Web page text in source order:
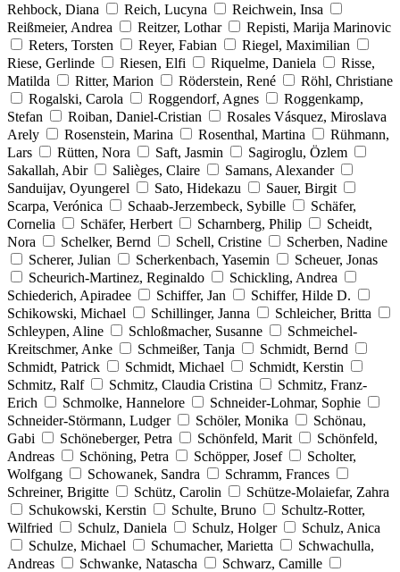
Rehbock, Diana
Reich, Lucyna
Reichwein, Insa
Reißmeier, Andrea
Reitzer, Lothar
Repisti, Marija Marinovic
Reters, Torsten
Reyer, Fabian
Riegel, Maximilian
Riese, Gerlinde
Riesen, Elfi Riquelme, Daniela
Risse,
Matilda
Ritter, Marion Röderstein, René
Röhl, Christiane
Rogalski, Carola
Roggendorf, Agnes
Roggenkamp,
Stefan
Roiban, Daniel-Cristian
Rosales Vásquez, Miroslava
Arely
Rosenstein, Marina Rosenthal, Martina
Rühmann,
Lars
Rütten, Nora Saft, Jasmin
Sagiroglu, Özlem
Sakallah, Abir
Salièges, Claire
Samans, Alexander
Sanduijav, Oyungerel
Sato, Hidekazu
Sauer, Birgit
Scarpa, Verónica
Schaab-Jerzembeck, Sybille
Schäfer,
Cornelia
Schäfer, Herbert Scharnberg, Philip
Scheidt,
Nora
Schelker, Bernd Schell, Cristine
Scherben, Nadine
Scherer, Julian
Scherkenbach, Yasemin
Scheuer, Jonas
Scheurich-Martinez, Reginaldo
Schickling, Andrea
Schiederich, Apiradee
Schiffer, Jan
Schiffer, Hilde D.
Schikowski, Michael
Schillinger, Janna
Schleicher, Britta
Schleypen, Aline
Schloßmacher, Susanne
Schmeichel-
Kreitschmer, Anke
Schmeißer, Tanja
Schmidt, Bernd
Schmidt, Patrick
Schmidt, Michael
Schmidt, Kerstin
Schmitz, Ralf
Schmitz, Claudia Cristina
Schmitz, Franz-
Erich
Schmolke, Hannelore
Schneider-Lohmar, Sophie
Schneider-Störmann, Ludger
Schöler, Monika
Schönau,
Gabi
Schöneberger, Petra Schönfeld, Marit
Schönfeld,
Andreas
Schöning, Petra Schöpper, Josef
Scholter,
Wolfgang
Schowanek, Sandra
Schramm, Frances
Schreiner, Brigitte
Schütz, Carolin
Schütze-Molaiefar, Zahra
Schukowski, Kerstin
Schulte, Bruno
Schultz-Rotter,
Wilfried
Schulz, Daniela Schulz, Holger
Schulz, Anica
Schulze, Michael
Schumacher, Marietta
Schwachulla,
Andreas
Schwanke, Natascha
Schwarz, Camille